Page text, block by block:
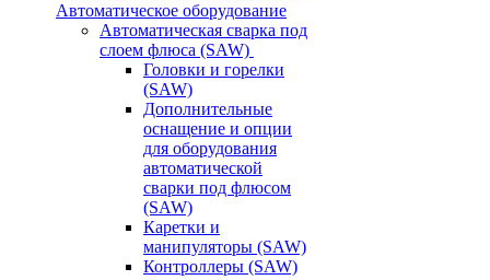
Автоматическое оборудование
Автоматическая сварка под
слоем флюса (SAW)
Головки и горелки
(SAW)
Дополнительные
оснащение и опции
для оборудования
автоматической
сварки под флюсом
(SAW)
Каретки и
манипуляторы (SAW)
Контроллеры (SAW)